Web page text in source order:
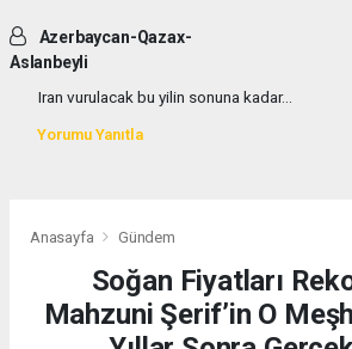
Azerbaycan-Qazax-
Aslanbeyli
Iran vurulacak bu yilin sonuna kadar...
Yorumu Yanıtla
Anasayfa Gündem
Soğan Fiyatları
Mahzuni Şerif’in O